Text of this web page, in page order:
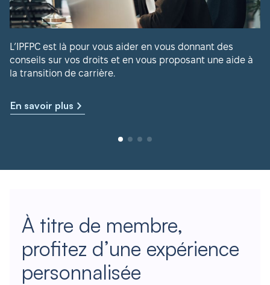
L’IPFPC est là pour vous aider en vous donnant des
conseils sur vos droits et en vous proposant une aide à
la transition de carrière.
En savoir plus
À titre de membre,
profitez d’une expérience
personnalisée